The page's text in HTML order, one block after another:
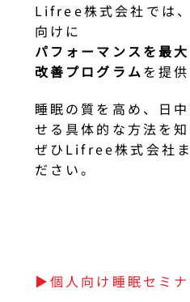
Lifree株式会社では
向けに
パフォーマンスを最
改善プログラムを提
睡眠の質を高め、日
せる具体的な方法を
ぜひLifree株式会社
ださい。
▶︎個人向け睡眠セミ